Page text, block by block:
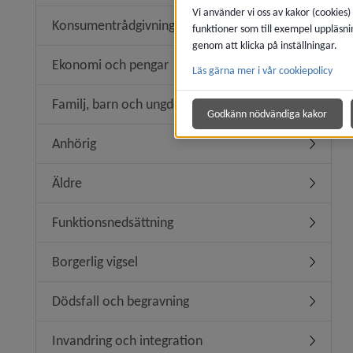
Konsumentrådgivning
Ekonomi och pengar
Familj, barn och ungdom
Anhörig
Äldre
Funktionsnedsättning
Borgerlig vigsel
Dödsfall och begravning
Invandring och integration
Vi använder vi oss av kakor
funktioner som till exempel
genom att klicka på inställningar.
Läs gärna mer i vår cookiepolicy
Godkänn nödvändiga kakor